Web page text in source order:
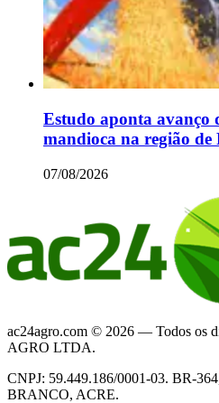
Estudo aponta avanço
mandioca na região de
07/08/2026
ac24agro.com © 2026 — Todos os
AGRO LTDA.
CNPJ: 59.449.186/0001-03. BR-
BRANCO, ACRE.